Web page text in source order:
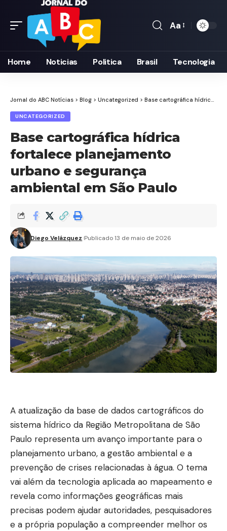
Font
Aa
Home Noticias Politica Brasil Tecnologia
Jornal do ABC Notícias > Blog > Uncategorized > Base cartográfica hídrica fortalece planejamento urbano e segurança ambiental em São Paulo
UNCATEGORIZED
Base cartográfica hídrica
fortalece planejamento
urbano e segurança
ambiental em São Paulo
Diego Velázquez Publicado 13 de maio de 2026
A atualização da base de dados cartográficos do
sistema hídrico da Região Metropolitana de São
Paulo representa um avanço importante para o
planejamento urbano, a gestão ambiental e a
prevenção de crises relacionadas à água. O tema
vai além da tecnologia aplicada ao mapeamento e
revela como informações geográficas mais
precisas podem ajudar autoridades, pesquisadores
e a própria população a compreender melhor os